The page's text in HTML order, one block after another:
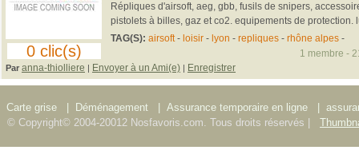
0 clic(s)
Répliques d'airsoft, aeg, gbb, fusils de snipers,
pistolets à billes, gaz et co2. equipements de protection.
TAG(S): airsoft- loisir- lyon - repliques- rhône alpes-
Par anna-thiolliere | Envoyer à un Ami(e) | Enregistrer
1 membre -
Carte grise Déménagement Assurance temporaire en ligne
© Copyright© 2004-20012 Nosfavoris.com. Tous droits réservés |